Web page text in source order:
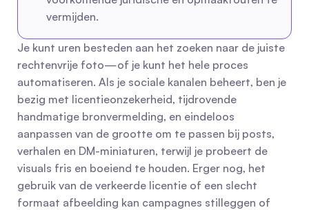
vermijden.
Je kunt uren besteden aan het zoeken naar de juiste
rechtenvrije foto—of je kunt het hele proces
automatiseren. Als je sociale kanalen beheert, ben je
bezig met licentieonzekerheid, tijdrovende
handmatige bronvermelding, en eindeloos
aanpassen van de grootte om te passen bij posts,
verhalen en DM-miniaturen, terwijl je probeert de
visuals fris en boeiend te houden. Erger nog, het
gebruik van de verkeerde licentie of een slecht
formaat afbeelding kan campagnes stilleggen of